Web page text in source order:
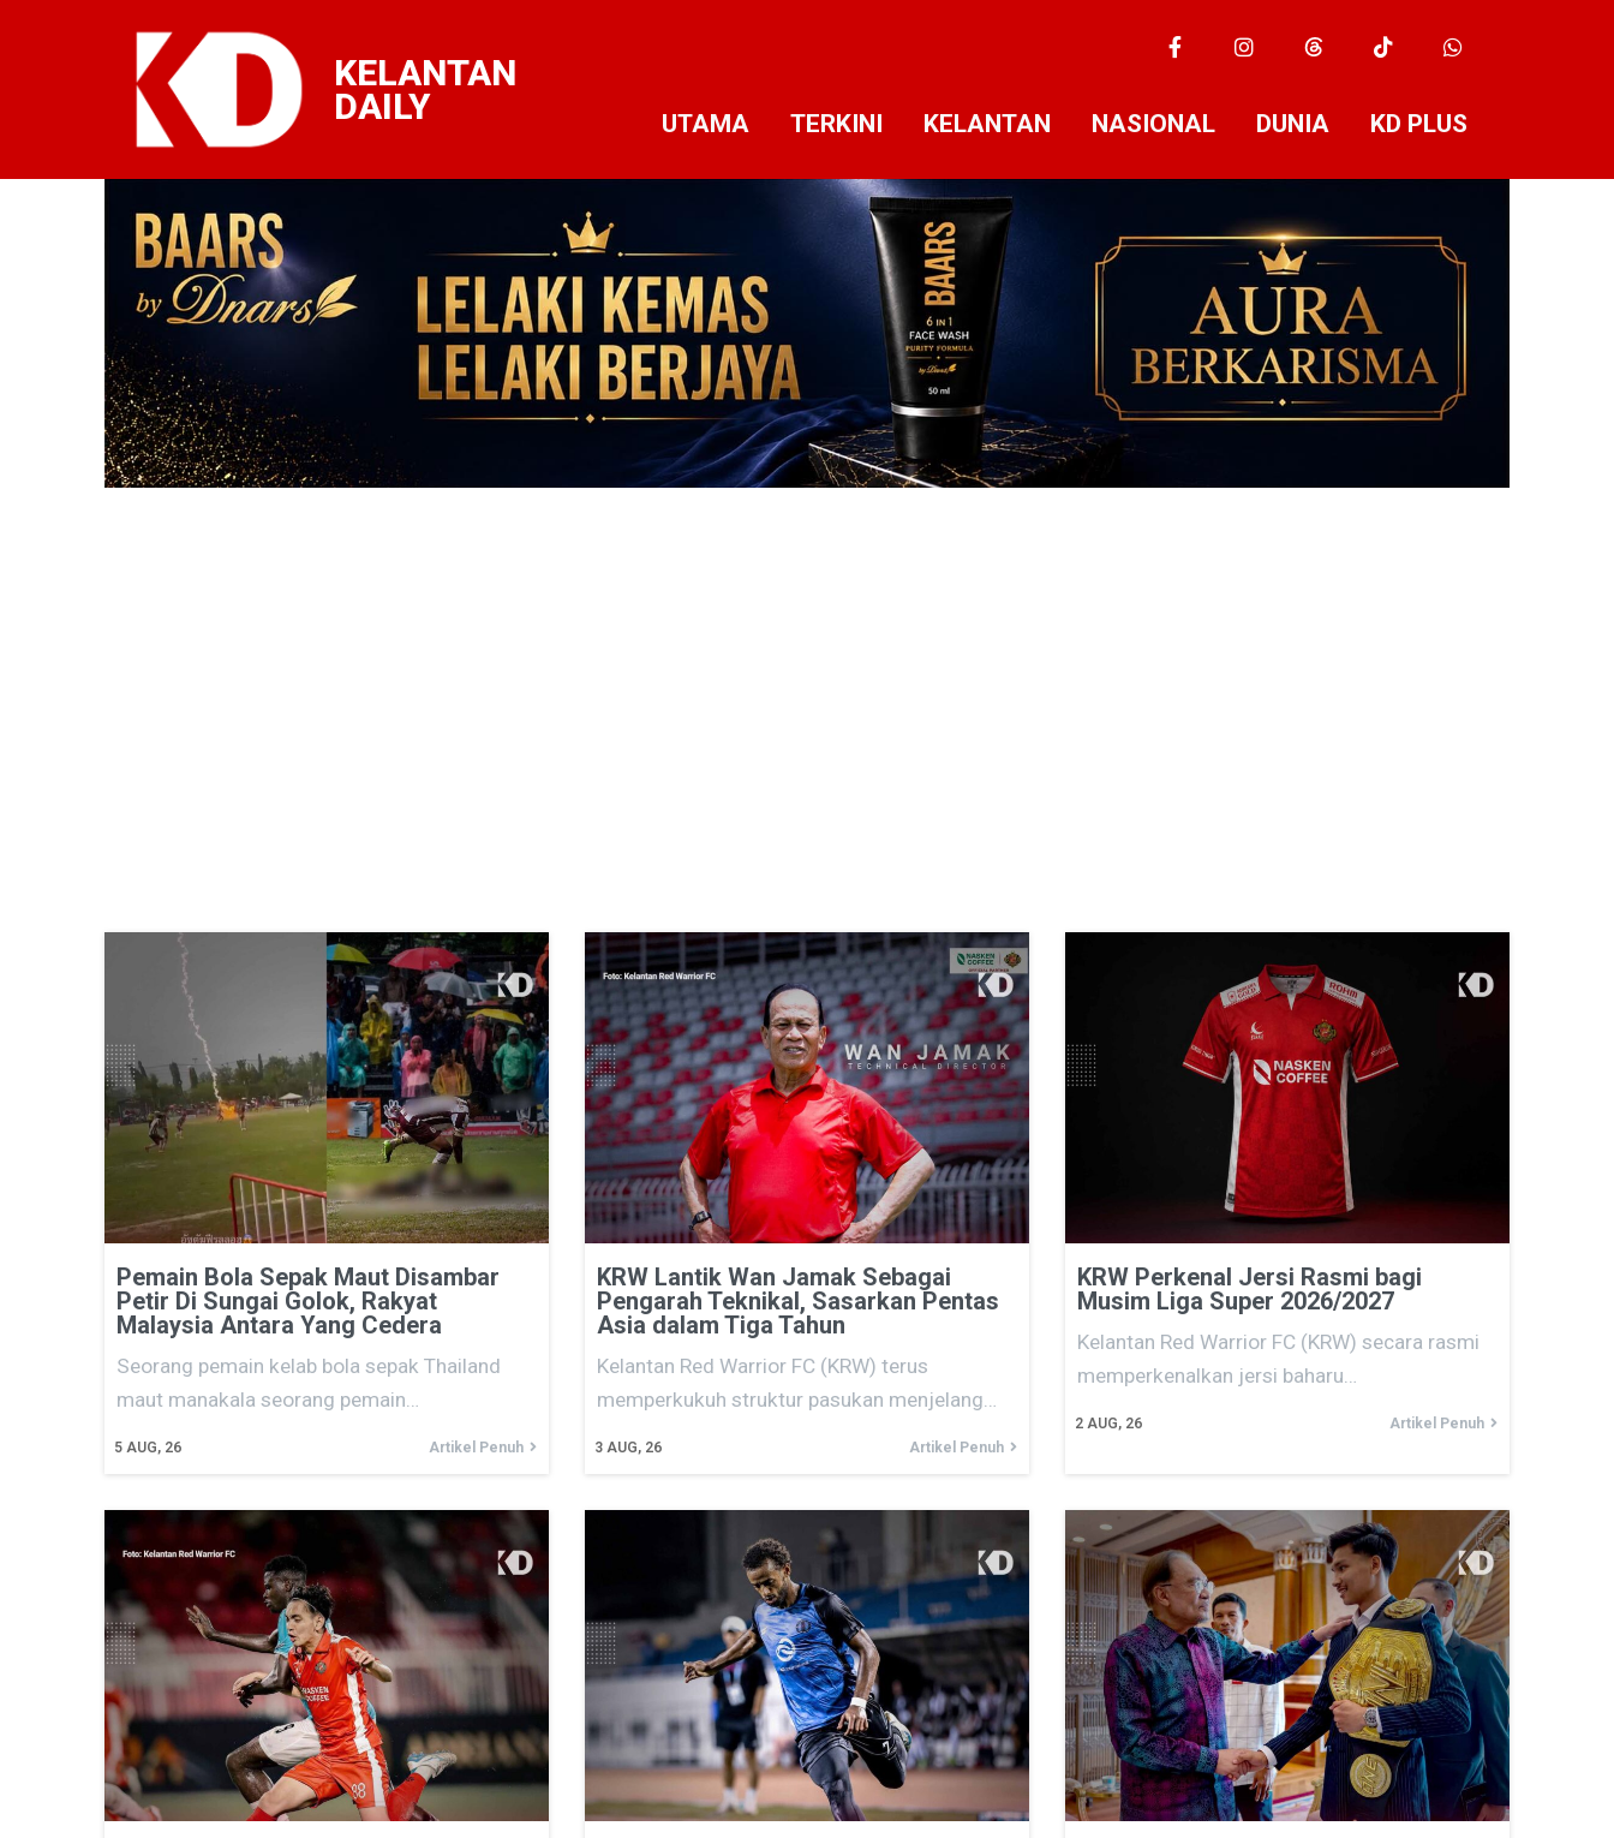
KELANTAN
DAILY
UTAMA TERKINI KELANTAN NASIONAL DUNIA KD PLUS
Pemain Bola Sepak Maut Disambar
Petir Di Sungai Golok, Rakyat
Malaysia Antara Yang Cedera
5 AUG, 26
Seorang pemain kelab bola sepak Thailand
maut manakala seorang pemain…
Artikel Penuh
KRW Lantik Wan Jamak Sebagai
Pengarah Teknikal, Sasarkan Pentas
Asia dalam Tiga Tahun
3 AUG, 26
Kelantan Red Warrior FC (KRW) terus
memperkukuh struktur pasukan menjelang…
Artikel Penuh
KRW Perkenal Jersi Rasmi bagi
Musim Liga Super 2026/2027
2 AUG, 26
Kelantan Red Warrior FC (KRW) secara rasmi
memperkenalkan jersi baharu…
Artikel Penuh